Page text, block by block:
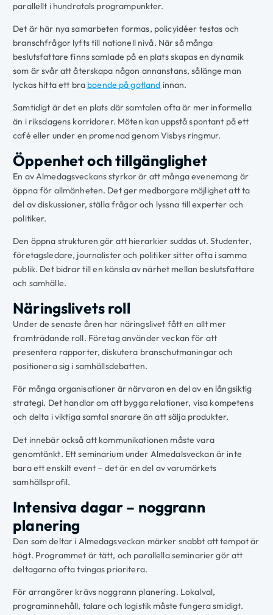
parallellt i hundratals programpunkter.
Det är här nya samarbeten formas, policyidéer testas och
branschfrågor lyfts till nationell nivå. När så många
beslutsfattare finns samlade på en plats skapas en dynamik
som är svår att återskapa någon annanstans, sålänge man
lyckas hitta ett bra boende på gotland innan.
Samtidigt är det en plats där samtalen ofta är mer informella
än i riksdagens korridorer. Möten kan uppstå spontant på ett
café eller under en promenad genom Visbys ringmur.
Öppenhet och tillgänglighet
En av Almedagsveckans styrkor är att många evenemang är
öppna för allmänheten. Det ger medborgare möjlighet att ta
del av diskussioner, ställa frågor och lyssna till experter och
politiker.
Den öppna strukturen gör att hierarkier suddas ut. Studenter,
företagsledare, journalister och politiker sitter ofta i samma
publik. Det bidrar till en känsla av närhet mellan beslutsfattare
och samhälle.
Näringslivets roll
Under de senaste åren har näringslivet fått en allt mer
framträdande roll. Företag använder veckan för att
presentera rapporter, diskutera branschutmaningar och
positionera sig i samhällsdebatten.
För många organisationer är närvaron en del av en långsiktig
strategi. Det handlar om att bygga relationer, visa kompetens
och delta i viktiga samtal snarare än att sälja produkter.
Det innebär också att kommunikationen måste vara
genomtänkt. Ett seminarium under Almedalsveckan är inte
bara ett enskilt event – det är en del av varumärkets
samhällsprofil.
Intensiva dagar – noggrann
planering
Den som deltar i Almedagsveckan märker snabbt att tempot är
högt. Programmet är tätt, och parallella seminarier gör att
deltagarna ofta tvingas prioritera.
För arrangörer krävs noggrann planering. Lokalval,
programinnehåll, talare och logistik måste fungera smidigt.